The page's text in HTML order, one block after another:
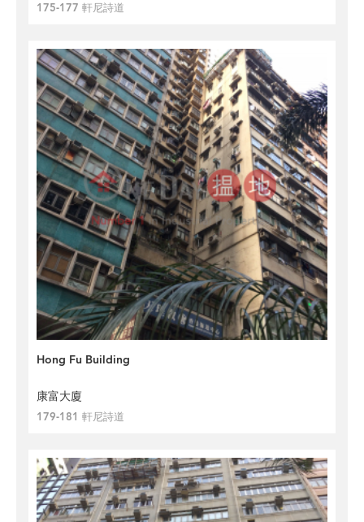
175-177 軒尼詩道
Hong Fu Building
康富大廈
179-181 軒尼詩道